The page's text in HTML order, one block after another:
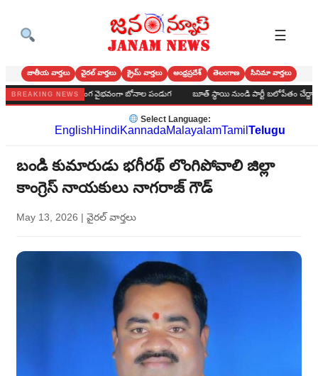
☰
జాతీయ వార్తలు వైరల్ వార్తలు క్రైమ్ వార్తలు ఆంధ్రప్రదేశ్ తెలంగాణ సినిమా వార్తలు
BREAKING NEWS
హైస్కూల్‌లో అంగరంగ వైభవంగా బోనాల పండుగ బూత్ స్థాయి నుండి పార్టీ బలోపేతం చేద్దాం :
Select Language:
EnglishHindiKannadaMalayalamTamil Telugu
బండి కుమారుడు భగీరథ్ లొంగిపోవాలి జిల్లా
కాంగ్రెస్ నాయకులు నాగరాజ్ గౌడ్
May 13, 2026 | వైరల్ వార్తలు